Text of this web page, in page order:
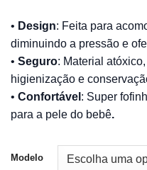
• Design: Feita para
diminuindo a pressão e
• Seguro: Material
higienização e
• Confortável : Super
para a pele do bebê.
Modelo